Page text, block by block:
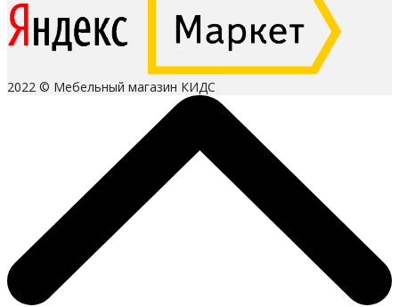
2022 © Мебельный магазин КИДС